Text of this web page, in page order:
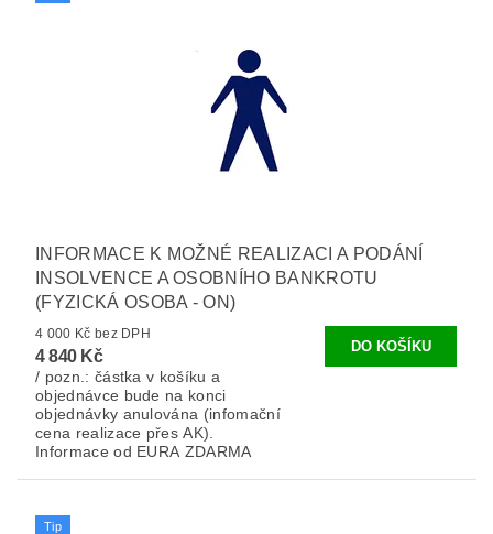
INFORMACE K MOŽNÉ REALIZACI A PODÁNÍ
INSOLVENCE A OSOBNÍHO BANKROTU
(FYZICKÁ OSOBA - ON)
4 000 Kč bez DPH
4 840 Kč
/ pozn.: částka v košíku a
objednávce bude na konci
objednávky anulována (infomační
cena realizace přes AK).
Informace od EURA ZDARMA
Tip